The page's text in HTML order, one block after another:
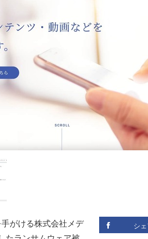
シ
がける株式会社メデ